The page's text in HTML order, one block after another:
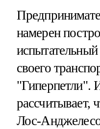
намерен
своего
"Гиперпетли".
рассчитывает,
Лос-